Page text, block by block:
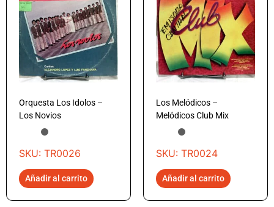
Orquesta Los Idolos –
Los Novios
SKU: TR0026
Añadir al carrito
Los Melódicos –
Melódicos Club Mix
SKU: TR0024
Añadir al carrito